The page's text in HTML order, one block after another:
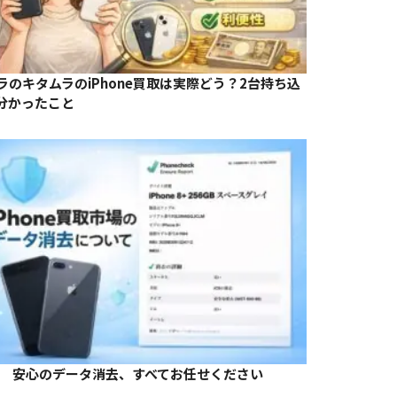
のキタムラのiPhone買取は実際どう？2台持ち込
かったこと
安心のデータ消去、すべてお任せください